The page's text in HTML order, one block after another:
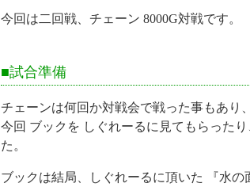
今回は二回戦、チェーン 8000G対戦です。
■試合準備
チェーンは何回か対戦会で戦った事もあり
今回 ブックを しぐれーるに見てもらった
た。
ブックは結局、しぐれーるに頂いた 『水